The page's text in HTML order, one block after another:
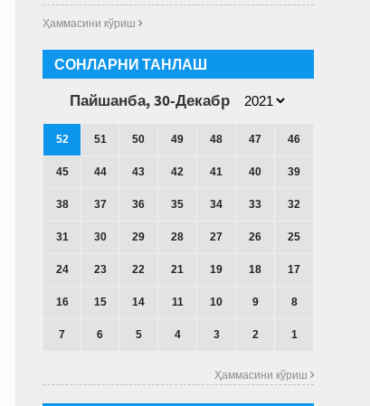
Ҳаммасини кўриш 
СОНЛАРНИ ТАНЛАШ
Пайшанба, 30-Декабр
52 51 50 49 48 47 46
45 44 43 42 41 40 39
38 37 36 35 34 33 32
31 30 29 28 27 26 25
24 23 22 21 19 18 17
16 15 14 11 10 9 8
7 6 5 4 3 2 1
Ҳаммасини кўриш 